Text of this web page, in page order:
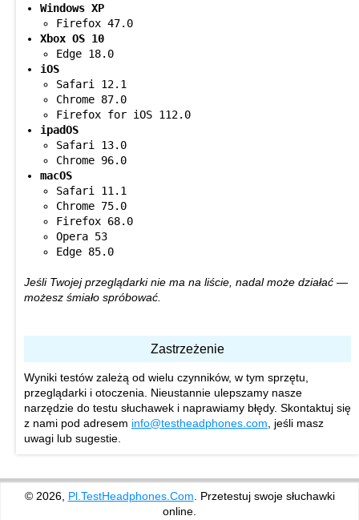
Windows XP
Firefox 47.0
Xbox OS 10
Edge 18.0
iOS
Safari 12.1
Chrome 87.0
Firefox for iOS 112.0
ipadOS
Safari 13.0
Chrome 96.0
macOS
Safari 11.1
Chrome 75.0
Firefox 68.0
Opera 53
Edge 85.0
Jeśli Twojej przeglądarki nie ma na liście, nadal może działać —
możesz śmiało spróbować.
Zastrzeżenie
Wyniki testów zależą od wielu czynników, w tym sprzętu,
przeglądarki i otoczenia. Nieustannie ulepszamy nasze
narzędzie do testu słuchawek i naprawiamy błędy. Skontaktuj się
z nami pod adresem info@testheadphones.com , jeśli masz
uwagi lub sugestie.
© 2026, Pl.TestHeadphones.Com . Przetestuj swoje słuchawki
online.